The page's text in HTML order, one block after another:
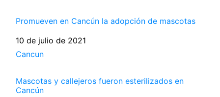
Promueven en Cancún la adopción de mascotas
Fecha
10 de julio de 2021
Respecto a
Cancun
Mascotas y callejeros fueron esterilizados en
Cancún